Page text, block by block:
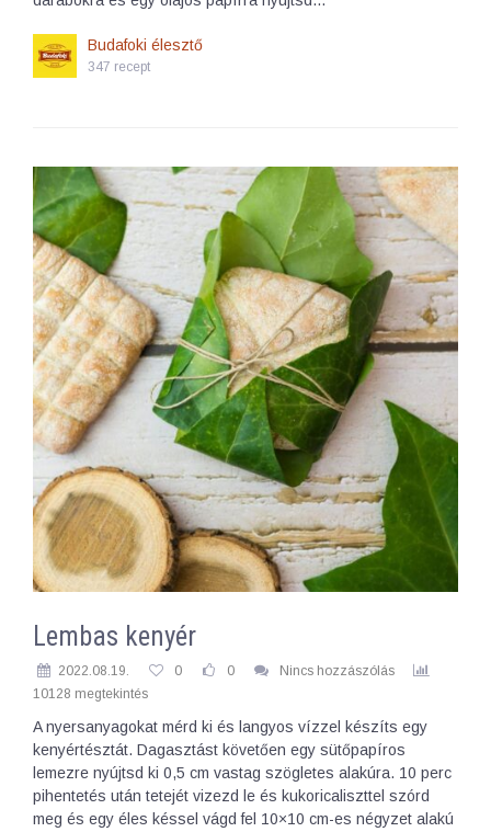
Budafoki élesztő
347 recept
Lembas kenyér
2022.08.19. 0 0
Nincs hozzászólás
10128 megtekintés
A nyersanyagokat mérd ki és langyos vízzel készíts egy
kenyértésztát. Dagasztást követően egy sütőpapíros
lemezre nyújtsd ki 0,5 cm vastag szögletes alakúra. 10 perc
pihentetés után tetejét vizezd le és kukoricaliszttel szórd
meg és egy éles késsel vágd fel 10×10 cm-es négyzet alakú